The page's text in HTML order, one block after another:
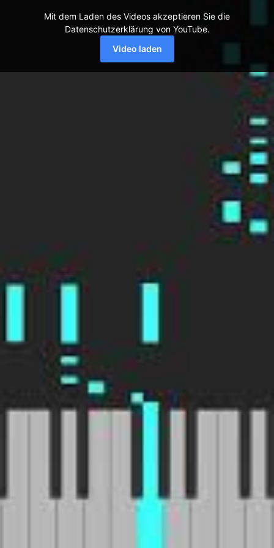
Mit dem Laden des Videos akzeptieren Sie die
Datenschutzerklärung von YouTube.
Video laden